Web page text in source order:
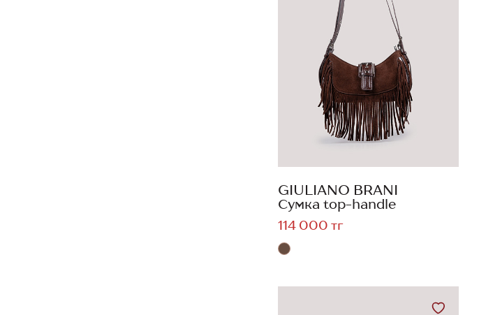
GIULIANO BRANI
Сумка top-handle
114 000 тг